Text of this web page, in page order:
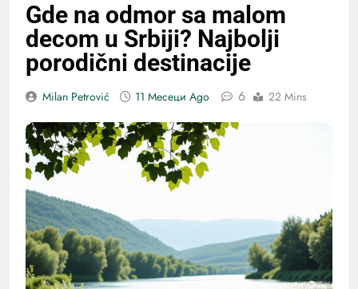
Gde na odmor sa malom
decom u Srbiji? Najbolji
porodični destinacije
Milan Petrović 11 Месеци Ago 6 22 Mins